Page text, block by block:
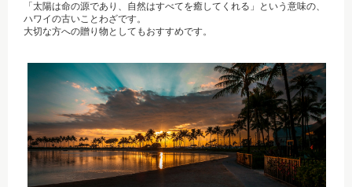
「太陽は命の源であり、自然はすべてを癒してくれる」という意味の、
ハワイの古いことわざです。
大切な方への贈り物としてもおすすめです。